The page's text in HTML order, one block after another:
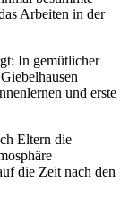
Arbeiten in der
In gemütlicher
und erste
Eltern die
die Zeit nach den